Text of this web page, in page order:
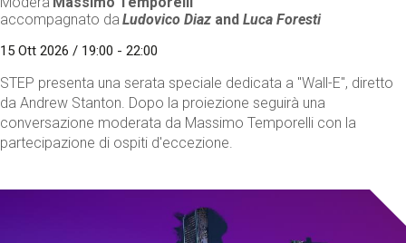
accompagnato da Ludovico Diaz andLuca Foresti
15 Ott 2026 / 19:00 - 22:00
STEP presenta una serata speciale dedicata a "Wall-E", diretto
da Andrew Stanton. Dopo la proiezione seguirà una
conversazione moderata da Massimo Temporelli con la
partecipazione di ospiti d'eccezione.